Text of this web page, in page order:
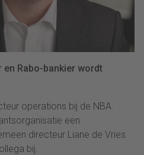
Rabo-bankier wordt
operations bij de NBA.
een
directeur Liane de Vries
bij.